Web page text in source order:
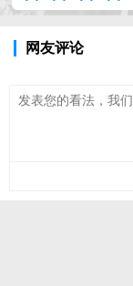
网友评论